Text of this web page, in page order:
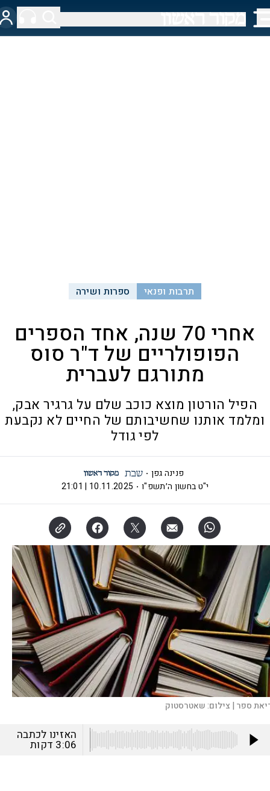
תרבות ופנאי ספרות ושירה
אחרי 70 שנה, אחד הספרים
הפופולריים של ד"ר סוס
מתורגם לעברית
הפיל הורטון מוצא כוכב שלם על גרגיר אבק,
ומלמד אותנו שחשיבותם של החיים לא נקבעת
לפי גודל
פנינה גפן
י"ט בחשון ה׳תשפ"ו
10.11.2025 | 21:01
ספר | צילום:שאטרסטוק
האזינו לכתבה
3:06 דקות